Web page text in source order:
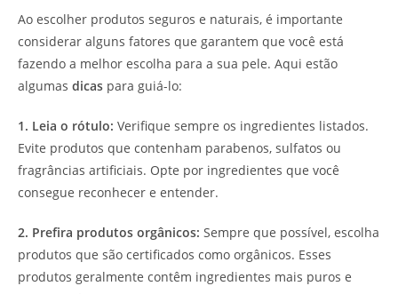
Ao escolher produtos seguros e naturais, é importante
considerar alguns fatores que garantem que você está
fazendo a melhor escolha para a sua pele. Aqui estão
algumas dicas para guiá-lo:
1. Leia o rótulo: Verifique sempre os ingredientes listados.
Evite produtos que contenham parabenos, sulfatos ou
fragrâncias artificiais. Opte por ingredientes que você
consegue reconhecer e entender.
2. Prefira produtos orgânicos: Sempre que possível, escolha
produtos que são certificados como orgânicos. Esses
produtos geralmente contêm ingredientes mais puros e